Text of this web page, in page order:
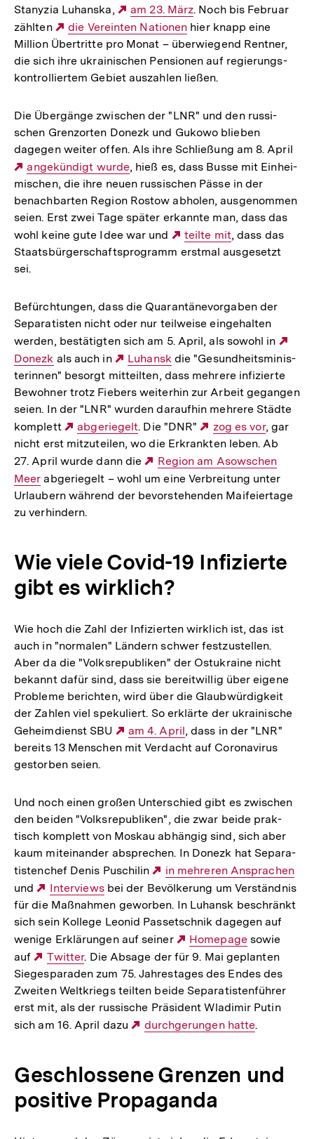
Stany­zia Luhanska,
Externer
Link:
am 23. März. Noch bis Februar
zählten
Externer
Link:
die Ver­ein­ten Natio­nen hier knapp eine
Million Über­tritte pro Monat – über­wie­gend Rentner,
die sich ihre ukrai­ni­schen Pen­sio­nen auf regie­rungs­
kon­trol­lier­tem Gebiet aus­zah­len ließen.
Die Über­gänge zwi­schen der "LNR" und den rus­si­
schen Grenz­or­ten Donezk und Gukowo blieben
dagegen weiter offen. Als ihre Schlie­ßung am 8. April
Externer
Link:
ange­kün­digt wurde, hieß es, dass Busse mit Ein­hei­
mi­schen, die ihre neuen rus­si­schen Pässe in der
benach­bar­ten Region Rostow abholen, aus­ge­nom­men
seien. Erst zwei Tage später erkannte man, dass das
wohl keine gute Idee war und
Externer
Link:
teilte mit, dass das
Staats­bür­ger­schafts­pro­gramm erstmal aus­ge­setzt
sei.
Befürch­tun­gen, dass die Qua­ran­tä­ne­vor­ga­ben der
Sepa­ra­tis­ten nicht oder nur teil­weise ein­ge­hal­ten
werden, bestä­tig­ten sich am 5. April, als sowohl in
Donezk als auch in
Externer
Link:
Luhanskdie "Gesund­heits­mi­nis­
te­rin­nen" besorgt mit­teil­ten, dass mehrere infi­zierte
Bewoh­ner trotz Fiebers wei­ter­hin zur Arbeit gegan­gen
seien. In der "LNR" wurden dar­auf­hin mehrere Städte
kom­plett
Externer
Link:
abge­rie­gelt. Die "DNR"
Externer
Link:
zog es vor, gar
nicht erst mit­zu­tei­len, wo die Erkrank­ten leben. Ab
27. April wurde dann die
Externer
Link:
Region am Asow­schen
Meer abge­rie­gelt – wohl um eine Ver­brei­tung unter
Urlau­bern während der bevor­ste­hen­den Mai­fei­er­tage
zu ver­hin­dern.
Wie viele Covid-19 Infi­zierte
gibt es wirk­lich?
Wie hoch die Zahl der Infi­zier­ten wirk­lich ist, das ist
auch in "nor­ma­len" Ländern schwer fest­zu­stel­len.
Aber da die "Volks­re­pu­bli­ken" der Ost­ukraine nicht
bekannt dafür sind, dass sie bereit­wil­lig über eigene
Pro­bleme berich­ten, wird über die Glaub­wür­dig­keit
der Zahlen viel spe­ku­liert. So erklärte der ukrai­ni­sche
Geheim­dienst SBU
Externer
Link:
am 4. April, dass in der "LNR"
bereits 13 Men­schen mit Ver­dacht auf Coro­na­vi­rus
gestor­ben seien.
Und noch einen großen Unter­schied gibt es zwi­schen
den beiden "Volks­re­pu­bli­ken", die zwar beide prak­
tisch kom­plett von Moskau abhän­gig sind, sich aber
kaum mit­ein­an­der abspre­chen. In Donezk hat Sepa­ra­
tis­ten­chef Denis Puschi­lin
Externer
Link:
in meh­re­ren Anspra­chen
und
Externer
Link:
Inter­viewsbei der Bevöl­ke­rung um Ver­ständ­nis
für die Maß­nah­men gewor­ben. In Luhansk beschränkt
sich sein Kollege Leonid Pas­set­sch­nik dagegen auf
wenige Erklä­run­gen auf seiner
Externer
Link:
Home­page sowie
auf
Externer
Link:
Twitter. Die Absage der für 9. Mai geplan­ten
Sie­ges­pa­ra­den zum 75. Jah­res­ta­ges des Endes des
Zweiten Welt­kriegs teilten beide Sepa­ra­tis­ten­füh­rer
erst mit, als der russische Präsident Wladimir Putin
sich am 16. April dazu
Externer
durch­ge­run­gen hatte.
Geschlos­sene Grenzen und
posi­tive Pro­pa­ganda